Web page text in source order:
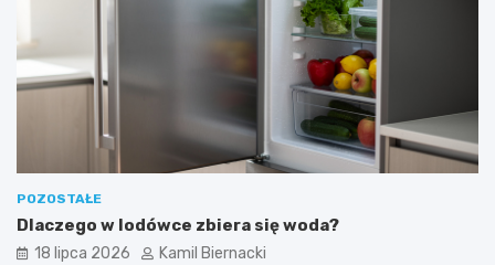
POZOSTAŁE
Dlaczego w lodówce zbiera się woda?
18 lipca 2026 Kamil Biernacki